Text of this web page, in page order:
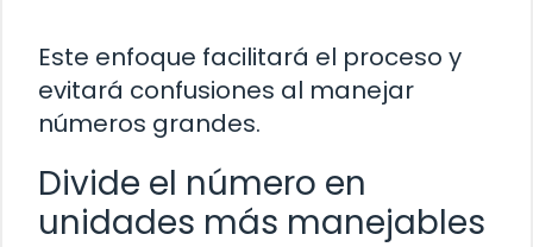
Este enfoque facilitará el proceso y
evitará confusiones al manejar
números grandes.
Divide el número en
unidades más manejables